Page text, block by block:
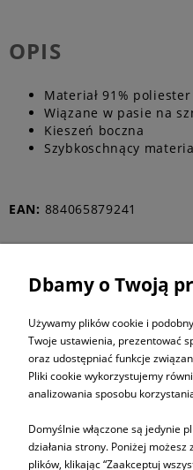
OPIS
Materiał 91%
Wiązane w pasie na
Kieszeń boczna
Szybkoschnący
EAN: 884065879241
Dbamy o Twoją
Używamy plików cookie i
Twoje ustawienia, prezentować
oraz udostępniać funkcje
Pliki cookie wykorzystujemy
analizowania sposobu
Domyślnie włączone są jedynie
działania strony. Poniżej
plików, klikając “Zaakceptuj